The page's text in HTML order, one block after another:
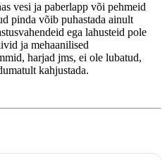
vesi ja paberlapp või pehmeid
pinda võib puhastada ainult
ega lahusteid pole
ja mehaanilised
harjad jms, ei ole lubatud,
kahjustada.